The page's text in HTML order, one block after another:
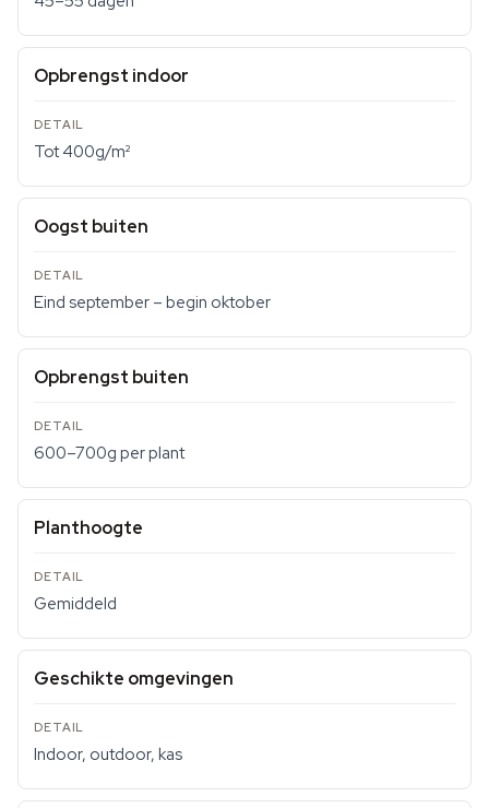
Opbrengst indoor
Tot 400g/m²
Oogst buiten
Eind september – begin oktober
Opbrengst buiten
600–700g per plant
Planthoogte
Gemiddeld
Geschikte omgevingen
Indoor, outdoor, kas